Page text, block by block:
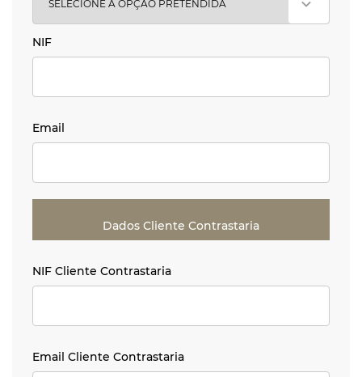
NIF
NIF
Email
Email
Dados Cliente Contrastaria
NIF Cliente Contrastaria
NIF Cliente Contrastaria
Email Cliente Contrastaria
Email Cliente Contrastaria